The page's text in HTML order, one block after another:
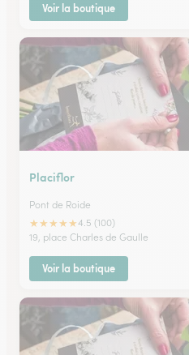
Voir la boutique
Placiflor
Pont de Roide
★★★★★4.5 (100)
19, place Charles de Gaulle
Voir la boutique